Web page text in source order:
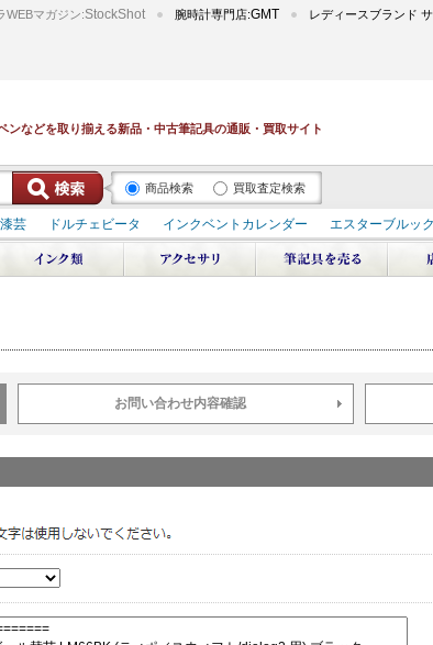
WEBマガジン:StockShot 腕時計専門店:GMT レディースブランド
などを取り揃える新品・中古筆記具の通販・買取サイト
商品検索 買取査定検索
芸 ドルチェビータ インクベントカレンダー
エスターブルッ
ペース オデッセイ 輪島屋善仁 深海 エテルニタ･アヴァンティ
ン オーシャンスワール 源氏物語 作家シリーズ
パトロンシリ
お問い合わせ内容確認